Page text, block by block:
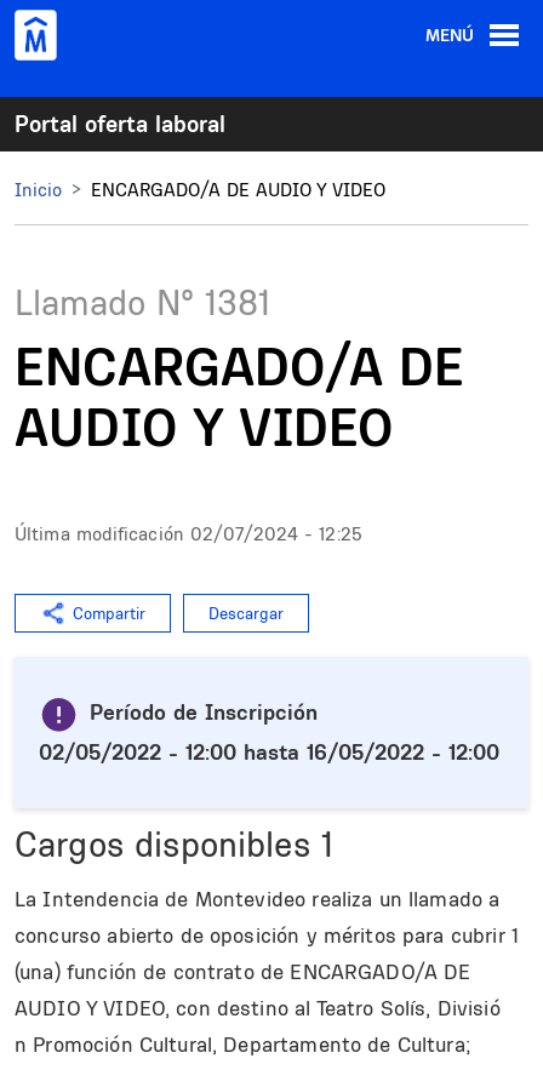
Pasar al contenido principal
MENÚ
Portal oferta laboral
Inicio ENCARGADO/A DE AUDIO Y VIDEO
Llamado N° 1381
ENCARGADO/A DE
AUDIO Y VIDEO
Última modificación 02/07/2024 - 12:25
Compartir Descargar
Período de Inscripción
02/05/2022 - 12:00 hasta 16/05/2022 - 12:00
Cargos disponibles 1
La Intendencia de Montevideo realiza un llamado a
concurso abierto de oposición y méritos para cubrir 1
(una) función de contrato de ENCARGADO/A DE
AUDIO Y VIDEO, con destino al Teatro Solís, Divisió
n Promoción Cultural, Departamento de Cultura;